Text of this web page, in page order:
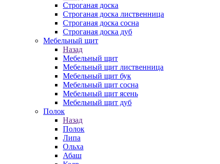
Строганая доска
Строганая доска лиственница
Строганая доска сосна
Строганая доска дуб
Мебельный щит
Назад
Мебельный щит
Мебельный щит лиственница
Мебельный щит бук
Мебельный щит сосна
Мебельный щит ясень
Мебельный щит дуб
Полок
Назад
Полок
Липа
Ольха
Абаш